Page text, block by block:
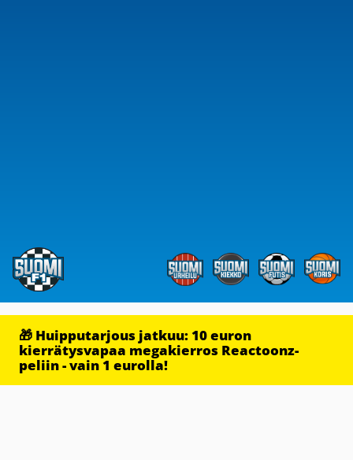
🎁 Huipputarjous jatkuu: 10 euron
kierrätysvapaa megakierros Reactoonz-
peliin - vain 1 eurolla!